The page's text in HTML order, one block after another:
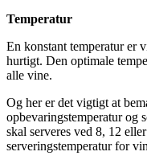
Temperatur
En konstant temperatur er
hurtigt. Den optimale
alle vine.
Og her er det vigtigt at
opbevaringstemperatur og
skal serveres ved 8, 12
serveringstemperatur for